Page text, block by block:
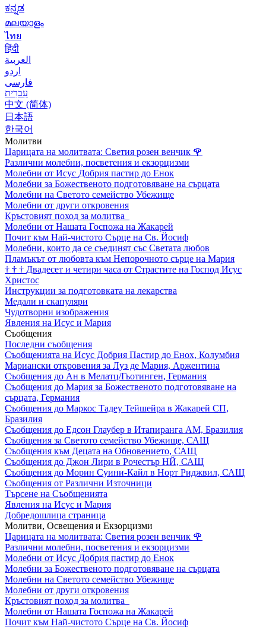
ಕನ್ನಡ
മലയാളം
ไทย
हिंदी
العربية
اردو
فارسی
עִברִית
中文 (简体)
日本語
한국어
Молитви
Царицата на молитвата: Светия розен венчик 🌹
Различни молебни, посветения и екзорцизми
Молебни от Исус Добрия пастир до Енок
Молебни за Божественото подготовяване на сърцата
Молебни на Светото семейство Убежище
Молебни от други откровения
Кръстовият поход за молитва
Молебни от Нашата Госпожа на Жакарей
Почит към Най-чистото Сърце на Св. Йосиф
Молебни, които да се съединят със Светата любов
Пламъкът от любовта към Непорочното сърце на Мария
† † † Двадесет и четири часа от Страстите на Господ Исус
Христос
Инструкции за подготовката на лекарства
Медали и скапуляри
Чудотворни изображения
Явления на Исус и Мария
Съобщения
Последни съобщения
Съобщенията на Исус Добрия Пастир до Енох, Колумбия
Мариански откровения за Луз де Мария, Аржентина
Съобщения до Ан в Мелатц/Гьотинген, Германия
Съобщения до Мария за Божественото подготовяване на
сърцата, Германия
Съобщения до Маркос Тадеу Тейшейра в Жакарей СП,
Бразилия
Съобщения до Едсон Глаубер в Итапиранга АМ, Бразилия
Съобщения за Светото семейство Убежище, САЩ
Съобщения към Децата на Обновението, САЩ
Съобщения до Джон Лири в Рочестър НЙ, САЩ
Съобщения до Морин Суини-Кайл в Норт Риджвил, САЩ
Съобщения от Различни Източници
Търсене на Съобщенията
Явления на Исус и Мария
Добредошлица страница
Молитви, Освещения и Екзорцизми
Царицата на молитвата: Светия розен венчик 🌹
Различни молебни, посветения и екзорцизми
Молебни от Исус Добрия пастир до Енок
Молебни за Божественото подготовяване на сърцата
Молебни на Светото семейство Убежище
Молебни от други откровения
Кръстовият поход за молитва
Молебни от Нашата Госпожа на Жакарей
Почит към Най-чистото Сърце на Св. Йосиф